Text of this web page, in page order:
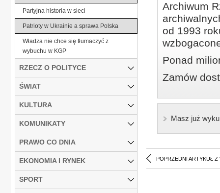
Archiwum
od 1993
Ponad
Zamów
Masz już
POPRZEDNI ARTYKUŁ Z
Partyjna historia w sieci
Patrioty w Ukrainie a sprawa Polska
Władza nie chce się tłumaczyć z
wybuchu w KGP
RZECZ O POLITYCE
ŚWIAT
KULTURA
KOMUNIKATY
PRAWO CO DNIA
EKONOMIA I RYNEK
SPORT